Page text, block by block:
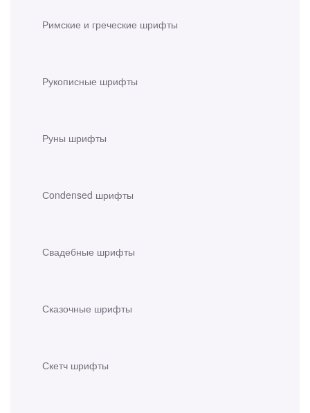
Римские и греческие шрифты
Рукописные шрифты
Руны шрифты
Сondensed шрифты
Свадебные шрифты
Сказочные шрифты
Скетч шрифты